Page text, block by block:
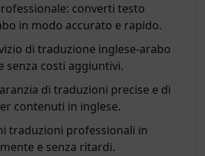
converti testo
in modo accurato e rapido.
di traduzione inglese-arabo
senza costi aggiuntivi.
di traduzioni precise e di
contenuti in inglese.
traduzioni professionali in
e senza ritardi.